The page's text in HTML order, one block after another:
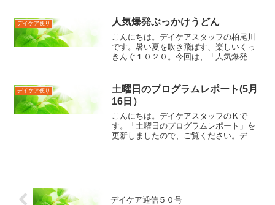
デイケア便り 人気爆発ぶっかけうどん
こんにちは。デイケアスタッフの柏尾川
です。暑い夏を吹き飛ばす、楽しいくっ
きんぐ１０２０。今回は、「人気爆発ぶ
てしまったので、今回こそは・・・と温
度をバッチリはかって本格...
デイケア便り
土曜日のプログラムレポート(5月
16日）
こんにちは。デイケアスタッフのＫで
す。「土曜日のプログラムレポート」を
更新しましたので、ご覧ください。デイ
デイケア通信５０号